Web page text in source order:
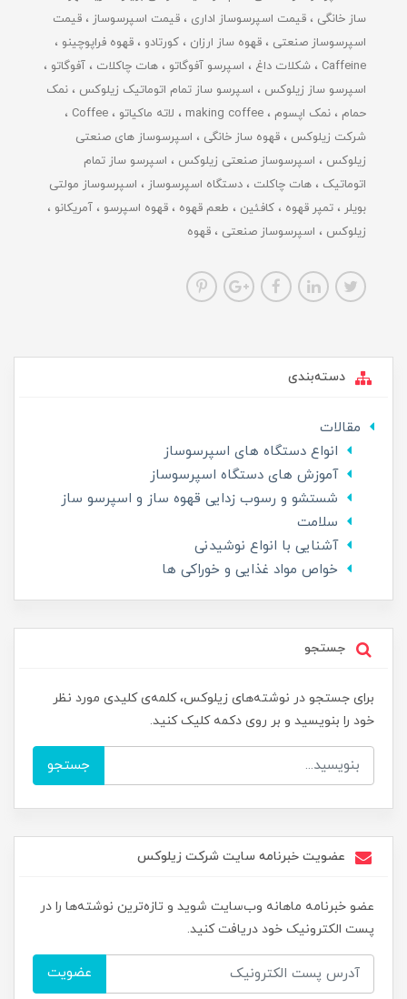
ساز خانگی
قیمت اسپرسوساز اداری قیمت اسپرسوساز
قیمت
اسپرسوساز صنعتی
قهوه ساز ارزان کورتادو
قهوه فراپوچینو
Caffeine
شکلات داغ اسپرسو آفوگاتو هات چاکلات
آفوگاتو
اسپرسو ساز زیلوکس
اسپرسو ساز تمام اتوماتیک زیلوکس
نمک
حمام
نمک اپسوم making coffee لاته ماکیاتو
Coffee
شرکت زیلوکس
قهوه ساز خانگی
اسپرسوساز های صنعتی
زیلوکس
اسپرسوساز صنعتی زیلوکس
اسپرسو ساز تمام
اتوماتیک
هات چاکلت دستگاه اسپرسوساز
اسپرسوساز مولتی
بویلر
تمپر قهوه کافئین طعم قهوه قهوه اسپرسو
آمریکانو
زیلوکس
اسپرسوساز صنعتی قهوه
دسته‌بندی
مقالات
انواع دستگاه های اسپرسوساز
آموزش های دستگاه اسپرسوساز
شستشو و رسوب زدایی قهوه ساز و اسپرسو ساز
سلامت
آشنایی با انواع نوشیدنی
خواص مواد غذایی و خوراکی ها
جستجو
برای جستجو در نوشته‌های زیلوکس، کلمه‌ی کلیدی مورد نظر
خود را بنویسید و بر روی دکمه کلیک کنید.
جستجو
عضویت خبرنامه سایت شرکت زیلوکس
عضو خبرنامه ماهانه وب‌سایت شوید و تازه‌ترین نوشته‌ها را در
پست الکترونیک خود دریافت کنید.
عضویت